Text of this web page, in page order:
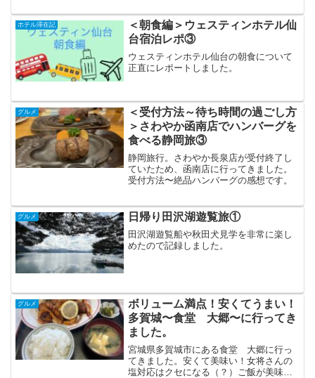
ホテル滞在記
＜朝食編＞ウェスティンホテル仙
台宿泊レポ③
ウェスティンホテル仙台の朝食について
正直にレポートしました。
グルメ
＜受付方法～待ち時間の過ごし方
＞さわやか函南店でハンバーグを
食べる静岡旅③
静岡旅行。さわやか長泉店が受付終了し
ていたため、函南店に行ってきました。
受付方法〜絶品ハンバーグの感想です。
グルメ 日帰り田沢湖遊覧旅①
田沢湖遊覧船や秋田犬見学を非常に楽し
めたので記録しました。
グルメ
ボリューム満点！安くてうまい！
多賀城〜食堂 大郷〜に行ってき
ました。
宮城県多賀城市にある食堂 大郷に行っ
てきました。安くて美味い！女将さんの
塩対応はクセになる（？）ご飯が美味し